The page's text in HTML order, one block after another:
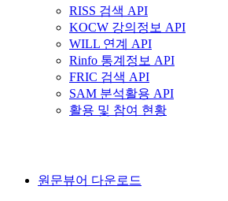
RISS 검색 API
KOCW 강의정보 API
WILL 연계 API
Rinfo 통계정보 API
FRIC 검색 API
SAM 분석활용 API
활용 및 참여 현황
원문뷰어 다운로드